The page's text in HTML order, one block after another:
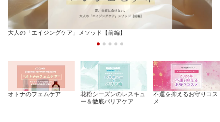
大人の「エイジングケア」メソッド【前編】
オトナのフェムケア
花粉シーズンのレスキュ
ー＆徹底バリアケア
不運を抑えるお守りコス
メ